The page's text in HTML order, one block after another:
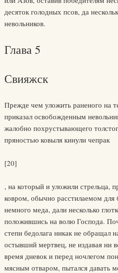
десяток голодных псов, да
невольников.
Глава 5
Свияжск
Прежде чем уложить раненого на
приказал освобожденным
жалобно похрустывающего
пряностью ковыля кинули чепрак
[20]
, на который и уложили стрельца,
ковром, обычно расстилаемом
немного меда, дали несколько
положившись на волю Господа.
степи бедолага никак не обращал
остывший мертвец, не издавая ни
время дневок и перед ночлегом
мясным отваром, пытался давать